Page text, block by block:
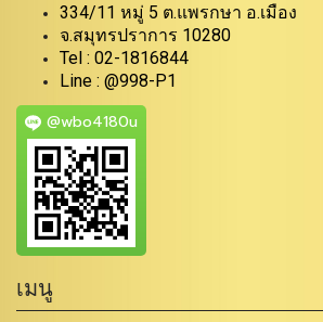
334/11 หมู่ 5 ต.แพรกษา อ.เมือง
จ.สมุทรปราการ 10280
Tel : 02-1816844
Line : @998-P1
@wbo4180u
เมนู